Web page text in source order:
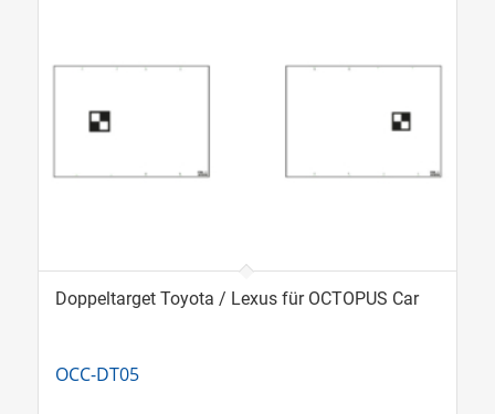
Doppeltarget Toyota / Lexus für OCTOPUS Car
OCC-DT05